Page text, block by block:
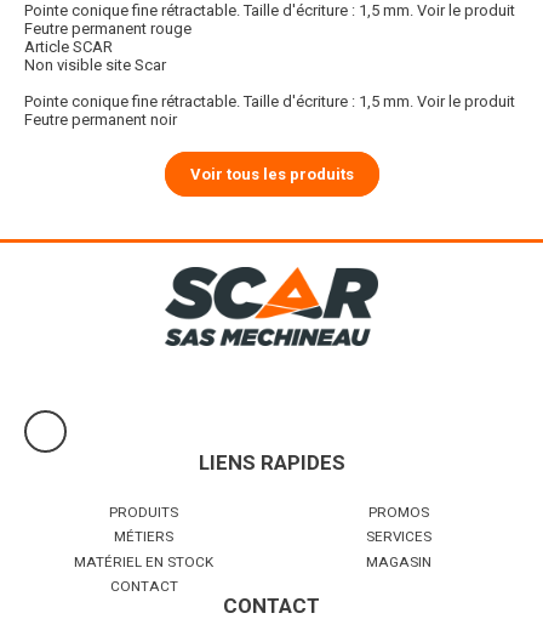
Pointe conique fine rétractable. Taille d'écriture : 1,5 mm. Voir le produit
Feutre permanent rouge
Article SCAR
Non visible site Scar
Pointe conique fine rétractable. Taille d'écriture : 1,5 mm. Voir le produit
Feutre permanent noir
Voir tous les produits
LIENS RAPIDES
PRODUITS
PROMOS
MÉTIERS
SERVICES
MATÉRIEL EN STOCK
MAGASIN
CONTACT
CONTACT